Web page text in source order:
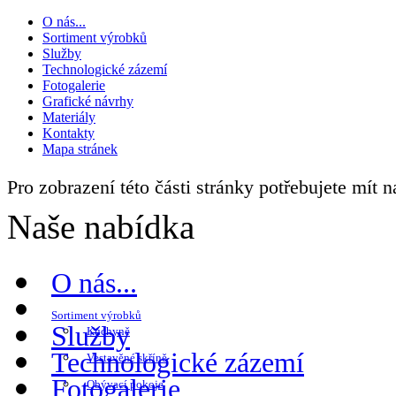
O nás...
Sortiment výrobků
Služby
Technologické zázemí
Fotogalerie
Grafické návrhy
Materiály
Kontakty
Mapa stránek
Pro zobrazení této části stránky potřebujete mít
Naše nabídka
O nás...
Sortiment výrobků
Kuchyně
Vestavěné skříně
Obývací pokoje
Služby
Technologické zázemí
Fotogalerie